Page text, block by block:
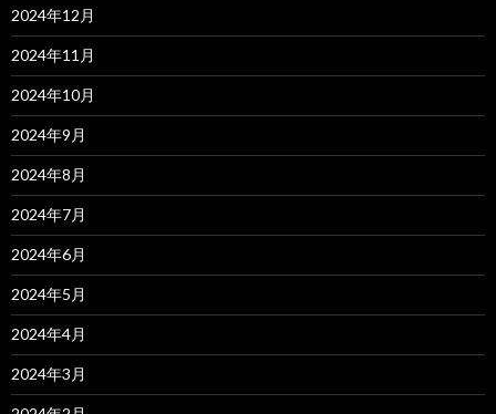
2024年12月
2024年11月
2024年10月
2024年9月
2024年8月
2024年7月
2024年6月
2024年5月
2024年4月
2024年3月